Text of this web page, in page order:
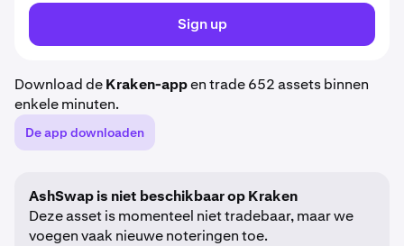
Sign up
Download deKraken-appen trade 652 assets binnen
enkele minuten.
De app downloaden
AshSwap is niet beschikbaar op Kraken
Deze asset is momenteel niet tradebaar, maar we
voegen vaak nieuwe noteringen toe.